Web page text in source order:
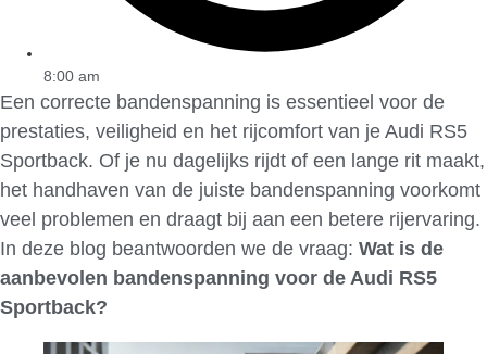
8:00 am
Een correcte bandenspanning is essentieel voor de
prestaties, veiligheid en het rijcomfort van je Audi RS5
Sportback. Of je nu dagelijks rijdt of een lange rit maakt,
het handhaven van de juiste bandenspanning voorkomt
veel problemen en draagt bij aan een betere rijervaring.
In deze blog beantwoorden we de vraag: Wat is de
aanbevolen bandenspanning voor de Audi RS5
Sportback?